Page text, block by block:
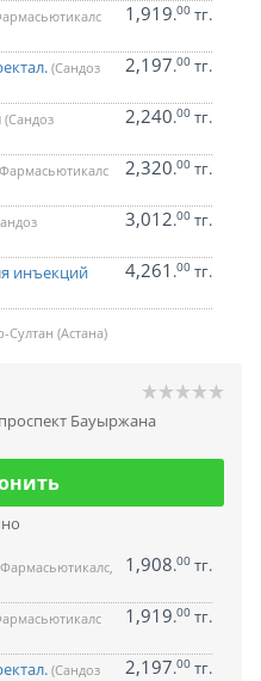
1,919.00 тг.
(Сандоз
2,197.00 тг.
(Сандоз
2,240.00 тг.
2,320.00 тг.
3,012.00 тг.
инъекций 4,261 .00 тг.
Султан (Астана)
проспект Бауыржана
1,908.00 тг.
1,919.00 тг.
(Сандоз
2,197.00 тг.